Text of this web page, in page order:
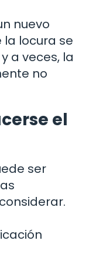
nuevo
locura se
a veces, la
no
el
ser